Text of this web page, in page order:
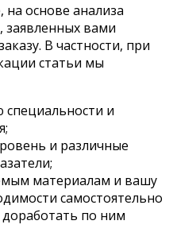
основе анализа
заявленных вами
В частности, при
статьи мы
и
и различные
материалам и вашу
самостоятельно
по ним